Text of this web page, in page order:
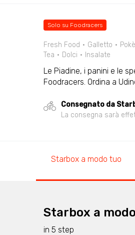
Solo su Foodracers
Fresh Food Galletto Pokè
Tea
Dolci Insalate
Le Piadine, i panini e le
Foodracers. Ordina a
Consegnato da
La consegna sarà
Starbox a modo tuo
Starbox a
in 5 step